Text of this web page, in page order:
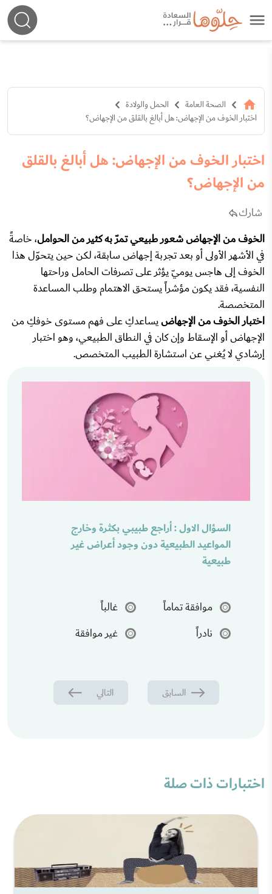
الصحة العامة
الحمل والولادة
اختبار الخوف من الإجهاض: هل أبالغ بالقلق من الإجهاض؟
اختبار الخوف من الإجهاض: هل أبالغ بالقلق
من الإجهاض؟
شارك
الخوف من الإجهاض شعور طبيعي تمرّ به كثير من الحوامل، خاصةً
في الأشهر الأولى أوبعد تجربة إجهاض سابقة، لكن حين يتحوّل هذا
الخوف إلى هاجس يوميّ يؤثر على تصرفات الحامل وراحتها
النفسية، فقد يكون مؤشراً يستحق الاهتمام وطلب المساعدة
المتخصصة.
اختبار الخوف من الإجهاضيساعدكِ على فهم مستوى خوفكِ من
الإجهاض أو الإسقاط وإن كان في النطاق الطبيعي، وهو اختبار
إرشادي لا يُغني عن استشارة الطبيب المتخصص.
السؤال الاول : أراجع طبيبي بكثرة وخارج
المواعيد الطبيعية دون وجود أعراض غير
طبيعية
موافقة تماماً
غالباً
نادراً
غير موافقة
السابق التالي
اختبارات ذات صلة